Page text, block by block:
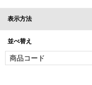
表示方法
並べ替え